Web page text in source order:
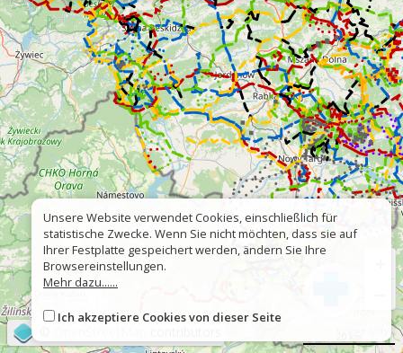
Unsere Website verwendet Cookies, einschließlich für
statistische Zwecke. Wenn Sie nicht möchten, dass sie auf
Ihrer Festplatte gespeichert werden, ändern Sie Ihre
Browsereinstellungen.
Mehr dazu......
Ich akzeptiere Cookies von dieser Seite